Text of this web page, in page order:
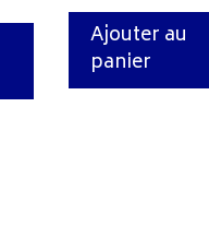
Ajouter au
panier